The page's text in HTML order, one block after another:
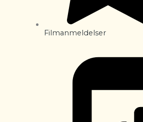
Filmanmeldelser